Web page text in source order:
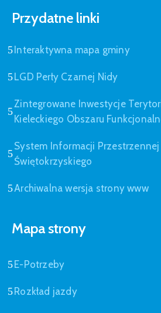
Przydatne linki
Interaktywna mapa gminy
LGD Perły Czarnej Nidy
Zintegrowane Inwestycje
Kieleckiego Obszaru
System Informacji
Świętokrzyskiego
Archiwalna wersja strony www
Mapa strony
E-Potrzeby
Rozkład jazdy